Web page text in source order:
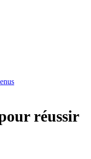
réussir